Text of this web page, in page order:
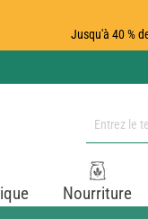
Jusqu'à 40 %
Nourriture